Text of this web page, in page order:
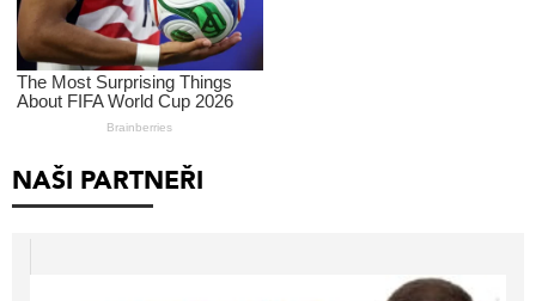
NAŠI PARTNEŘI